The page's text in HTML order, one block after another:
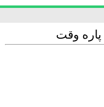
پاره وقت